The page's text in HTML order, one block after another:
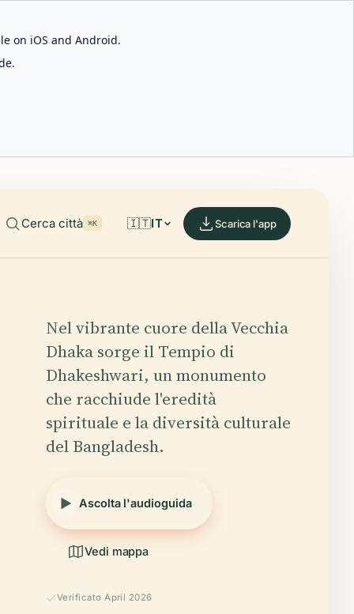
on iOS and Android.
Cerca città ⌘K 🇮🇹IT Scarica l'app
Nel vibrante cuore della Vecchia
Dhaka sorge il Tempio di
Dhakeshwari, un monumento
che racchiude l'eredità
spirituale e la diversità culturale
del Bangladesh.
Ascolta l'audioguida
Vedi mappa
Verificato April 2026